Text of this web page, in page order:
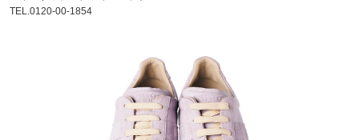
TEL.0120-00-1854